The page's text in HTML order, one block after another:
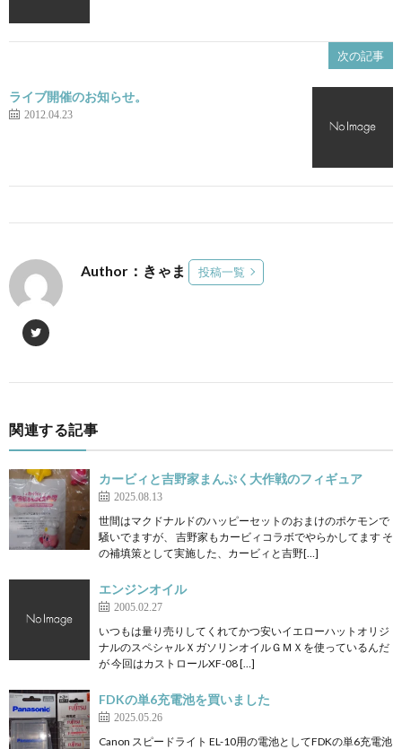
次の記事
ライブ開催のお知らせ。
2012.04.23
Author：きゃま 投稿一覧
関連する記事
カービィと吉野家まんぷく大作戦のフィギュア
2025.08.13
世間はマクドナルドのハッピーセットのおまけのポケモンで
騒いでますが、 吉野家もカービィコラボでやらかしてます そ
の補填策として実施した、カービィと吉野[…]
エンジンオイル
2005.02.27
いつもは量り売りしてくれてかつ安いイエローハットオリジ
ナルのスペシャルＸガソリンオイルＧＭＸを使っているんだ
が 今回はカストロールXF-08 […]
FDKの単6充電池を買いました
2025.05.26
Canon スピードライト EL-10用の電池としてFDKの単6充電池